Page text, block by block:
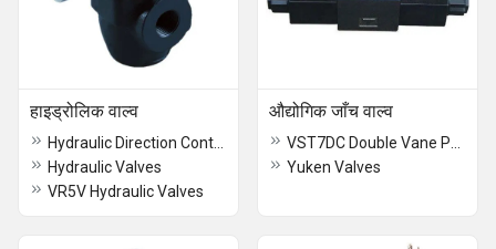
हाइड्रोलिक वाल्व
Hydraulic Valves
VR5V Hydraulic Valves
औद्योगिक जाँच वाल्व
Yuken Valves